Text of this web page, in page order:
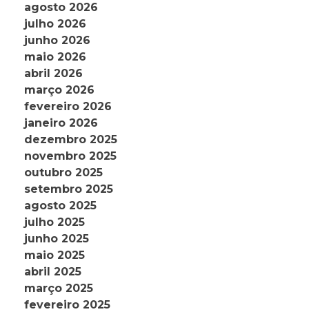
agosto 2026
julho 2026
junho 2026
maio 2026
abril 2026
março 2026
fevereiro 2026
janeiro 2026
dezembro 2025
novembro 2025
outubro 2025
setembro 2025
agosto 2025
julho 2025
junho 2025
maio 2025
abril 2025
março 2025
fevereiro 2025